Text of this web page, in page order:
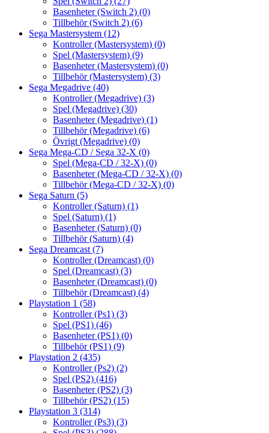
Basenheter (Switch 2) (0)
Tillbehör (Switch 2) (6)
Sega Mastersystem (12)
Kontroller (Mastersystem) (0)
Spel (Mastersystem) (9)
Basenheter (Mastersystem) (0)
Tillbehör (Mastersystem) (3)
Sega Megadrive (40)
Kontroller (Megadrive) (3)
Spel (Megadrive) (30)
Basenheter (Megadrive) (1)
Tillbehör (Megadrive) (6)
Övrigt (Megadrive) (0)
Sega Mega-CD / Sega 32-X (0)
Spel (Mega-CD / 32-X) (0)
Basenheter (Mega-CD / 32-X) (0)
Tillbehör (Mega-CD / 32-X) (0)
Sega Saturn (5)
Kontroller (Saturn) (1)
Spel (Saturn) (1)
Basenheter (Saturn) (0)
Tillbehör (Saturn) (4)
Sega Dreamcast (7)
Kontroller (Dreamcast) (0)
Spel (Dreamcast) (3)
Basenheter (Dreamcast) (0)
Tillbehör (Dreamcast) (4)
Playstation 1 (58)
Kontroller (Ps1) (3)
Spel (PS1) (46)
Basenheter (PS1) (0)
Tillbehör (PS1) (9)
Playstation 2 (435)
Kontroller (Ps2) (2)
Spel (PS2) (416)
Basenheter (PS2) (3)
Tillbehör (PS2) (15)
Playstation 3 (314)
Kontroller (Ps3) (3)